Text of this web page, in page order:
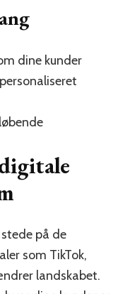
dine kunder
på de
som TikTok,
landskabet.